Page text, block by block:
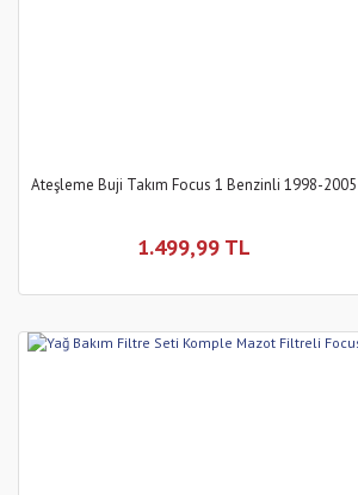
Ateşleme Buji Takım Focus 1 Benzinli 1998-2005
1.499,99 TL